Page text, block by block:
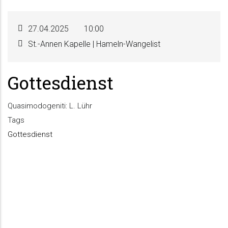
27.04.2025
10:00
St.-Annen Kapelle | Hameln-Wangelist
Gottesdienst
Quasimodogeniti: L. Lühr
Tags
Gottesdienst